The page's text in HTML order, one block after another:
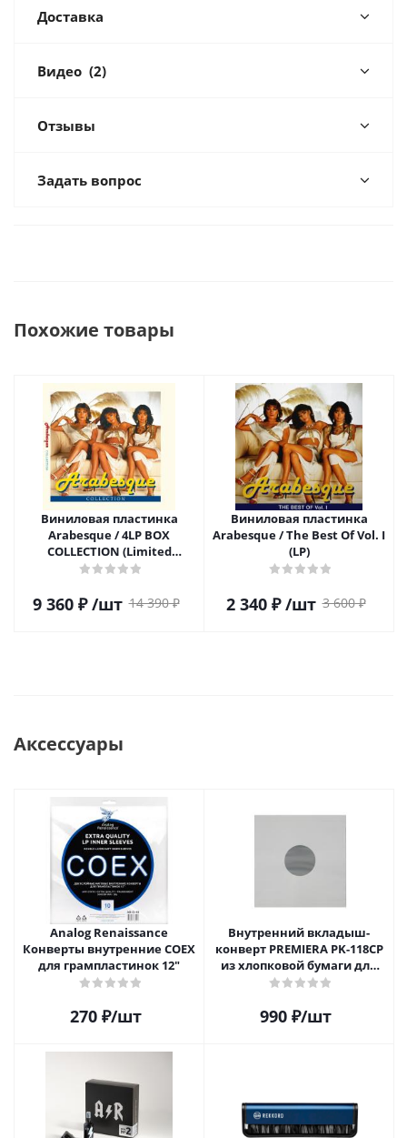
Доставка
Видео (2)
Отзывы
Задать вопрос
Похожие товары
Виниловая пластинка
Arabesque / 4LP BOX
COLLECTION (Limited
Ed.,Coloured Vinyl) (4LP)
9 360₽ /шт 14 390₽
Виниловая пластинка
Arabesque / The Best Of Vol. I
(LP)
2 340₽ /шт 3 600₽
Аксессуары
Analog Renaissance
Конверты внутренние COEX
для грампластинок 12"
270 ₽/шт
Внутренний вкладыш-
конверт PREMIERA PK-118CP
из хлопковой бумаги для
12" виниловой пластинки 1
990 ₽/шт